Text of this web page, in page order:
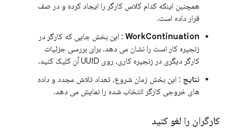
همچنین اینکه کدام کلاس کارگر را ایجاد کرده و در صف
قرار داده است.
WorkContinuation : این بخش جایی که کارگر در
زنجیره کار است را نشان می دهد. برای بررسی جزئیات
کارگر دیگری در زنجیره کاری، روی UUID آن کلیک کنید.
نتایج : این بخش زمان شروع، تعداد تلاش مجدد و داده
های خروجی کارگر انتخاب شده را نمایش می دهد.
کارگران را لغو کنید